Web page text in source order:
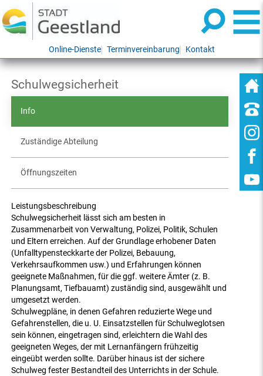
Online-Dienste Terminvereinbarung Kontakt
Schulwegsicherheit
Info
Zuständige Abteilung
Öffnungszeiten
Leistungsbeschreibung
Schulwegsicherheit lässt sich am besten in
Zusammenarbeit von Verwaltung, Polizei, Politik, Schulen
und Eltern erreichen. Auf der Grundlage erhobener Daten
(Unfalltypensteckkarte der Polizei, Bebauung,
Verkehrsaufkommen usw.) und Erfahrungen können
geeignete Maßnahmen, für die ggf. weitere Ämter (z. B.
Planungsamt, Tiefbauamt) zuständig sind, ausgewählt und
umgesetzt werden.
Schulwegpläne, in denen Gefahren reduzierte Wege und
Gefahrenstellen, die u. U. Einsatzstellen für Schulweglotsen
sein können, eingetragen sind, erleichtern die Wahl des
geeigneten Weges, der mit Lernanfängern frühzeitig
eingeübt werden sollte. Darüber hinaus ist der sichere
Schulweg fester Bestandteil des Unterrichts in der Schule.